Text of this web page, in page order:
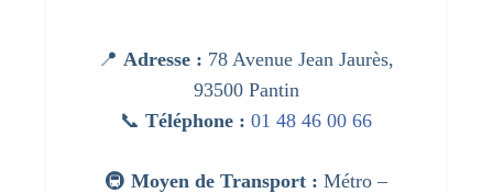
📍Adresse : 78 Avenue Jean Jaurès,
93500 Pantin
📞Téléphone : 01 48 46 00 66
🚇Moyen de Transport : Métro –